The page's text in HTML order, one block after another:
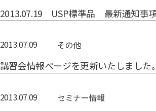
2013.07.19 USP標準品 最新通知事
2013.07.09 その他
講習会情報ページを更新いたしました。
2013.07.09 セミナー情報